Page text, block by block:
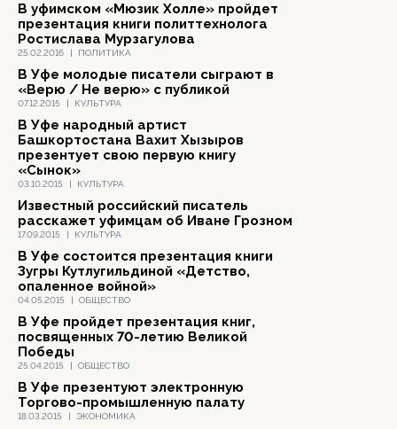
25.02.2016 | ПОЛИТИКА
В уфимском «Мюзик Холле» пройдет
презентация книги политтехнолога
Ростислава Мурзагулова
07.12.2015 | КУЛЬТУРА
В Уфе молодые писатели сыграют в
«Верю / Не верю» с публикой
03.10.2015 | КУЛЬТУРА
В Уфе народный артист
Башкортостана Вахит Хызыров
презентует свою первую книгу
«Сынок»
17.09.2015 | КУЛЬТУРА
Известный российский писатель
расскажет уфимцам об Иване Грозном
04.05.2015 | ОБЩЕСТВО
В Уфе состоится презентация книги
Зугры Кутлугильдиной «Детство,
опаленное войной»
25.04.2015 | ОБЩЕСТВО
В Уфе пройдет презентация книг,
посвященных 70-летию Великой
Победы
18.03.2015 | ЭКОНОМИКА
В Уфе презентуют электронную
Торгово-промышленную палату